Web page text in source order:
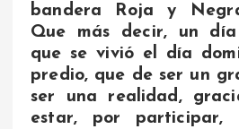
bandera Roja y
Que más decir, un
que se vivió el día
predio, que de ser un
ser una realidad,
estar, por participar,